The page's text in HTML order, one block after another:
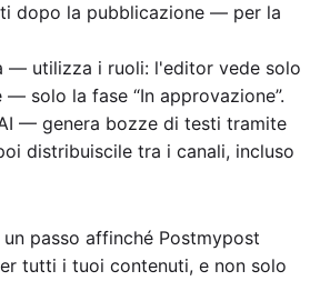
dopo la pubblicazione — per la
— utilizza i ruoli: l'editor vede solo
solo la fase “In approvazione”.
— genera bozze di testi tramite
distribuiscile tra i canali, incluso
passo affinché Postmypost
tutti i tuoi contenuti, e non solo